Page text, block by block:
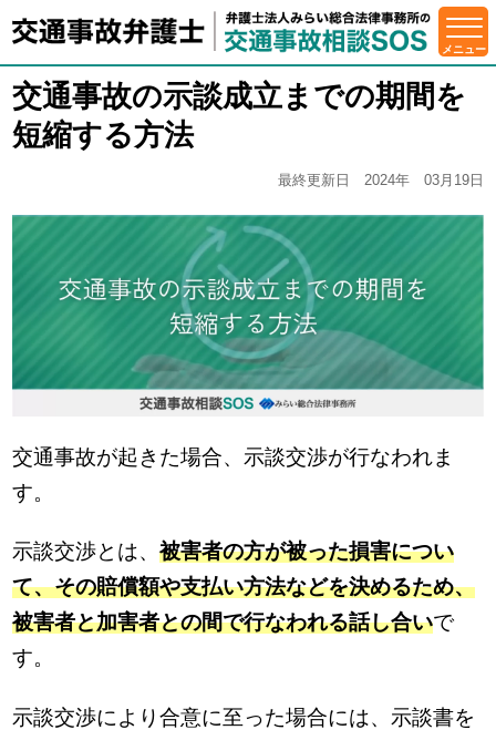
交通事故の示談成立までの期間を
短縮する方法
最終更新日 2024年 03月19日
交通事故が起きた場合、示談交渉が行なわれま
す。
示談交渉とは、被害者の方が被った損害につい
て、その賠償額や支払い方法などを決めるため、
被害者と加害者との間で行なわれる話し合いで
す。
示談交渉により合意に至った場合には、示談書を